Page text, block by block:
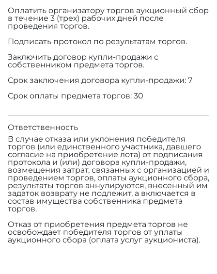
Оплатить организатору торгов аукционный сбор
в течение 3 (трех) рабочих дней после
проведения торгов.
Подписать протокол по результатам торгов.
Заключить договор купли-продажи с
собственником предмета торгов.
Срок заключения договора купли-продажи: 7
Срок оплаты предмета торгов: 30
Ответственность
В случае отказа или уклонения победителя
торгов (или единственного участника, давшего
согласие на приобретение лота) от подписания
протокола и (или) договора купли-продажи,
возмещения затрат, связанных с организацией и
проведением торгов, оплаты аукционного сбора,
результаты торгов аннулируются, внесенный им
задаток возврату не подлежит, а включается в
состав имущества собственника предмета
торгов.
Отказ от приобретения предмета торгов не
освобождает победителя торгов от уплаты
аукционного сбора (оплата услуг аукциониста).